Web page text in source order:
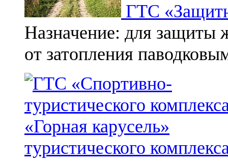
ГТС
Назначение: для защиты
от затопления
туристического